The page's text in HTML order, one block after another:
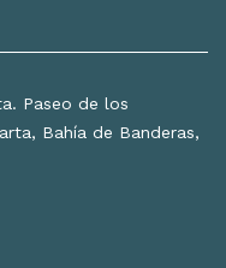
Paseo de los
Bahía de Banderas,